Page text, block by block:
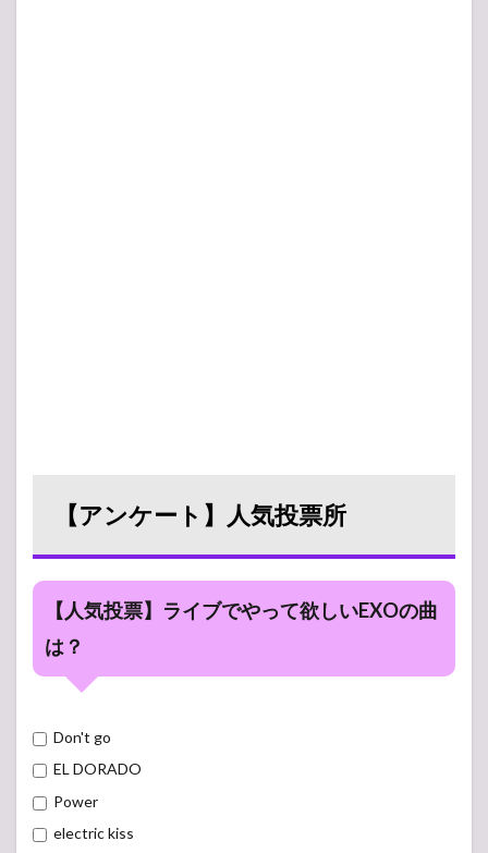
【アンケート】人気投票所
【人気投票】ライブでやって欲しいEXOの曲
は？
Don't go
EL DORADO
Power
electric kiss